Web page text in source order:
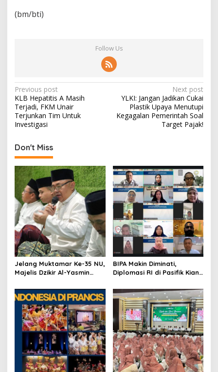
(bm/bti)
Follow Us
P
o
s
n
a
v
i
g
a
t
i
o
n
Previous post
KLB Hepatitis A Masih
Terjadi, FKM Unair
Terjunkan Tim Untuk
Investigasi
Next post
YLKI: Jangan Jadikan Cukai
Plastik Upaya Menutupi
Kegagalan Pemerintah Soal
Target Pajak!
Don't Miss
Jelang Muktamar Ke-35 NU,
Majelis Dzikir Al-Yasmin
Persatuan Bangsa
BIPA Makin Diminati,
Diplomasi RI di Pasifik Kian